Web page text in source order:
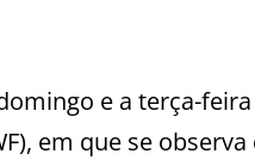
e a terça-feira
em que se observa